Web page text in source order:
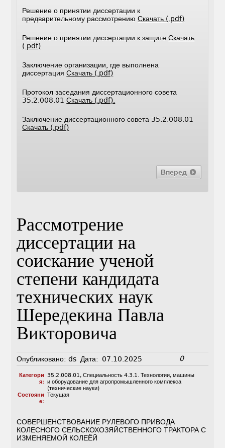
Решение о принятии диссертации к
предварительному рассмотрениюСкачать (.pdf)
Решение о принятии диссертации к защитеСкачать
(.pdf)
Заключение организации, где выполнена
диссертацияСкачать (.pdf)
Протокол заседания диссертационного совета
35.2.008.01Скачать (.pdf).
Заключение диссертационного совета 35.2.008.01
Скачать (.pdf)
Вперед
Рассмотрение
диссертации на
соискание ученой
степени кандидата
технических наук
Шередекина Павла
Викторовича
Опубликовано: ds Дата: 07.10.2025 0
Категори
я:
35.2.008.01, Специальность 4.3.1. Технологии, машины
и оборудование для агропромышленного комплекса
(технические науки)
Состояни
е:
Текущая
СОВЕРШЕНСТВОВАНИЕ РУЛЕВОГО ПРИВОДА
КОЛЕСНОГО СЕЛЬСКОХОЗЯЙСТВЕННОГО ТРАКТОРА С
ИЗМЕНЯЕМОЙ КОЛЕЁЙ